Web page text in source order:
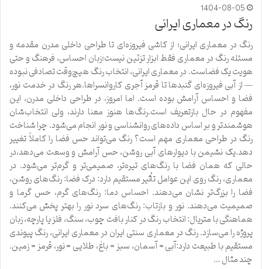
1404-08-05
رنگ در معماری ایرانی
رنگ در معماری ایرانی؛ از کاشی فیروزه‌ای تا طراحی داخلی مدرن مقدمه و
مسئله رنگ در معماری فقط ابزار تزئین نیست؛زبان احساس، فرهنگ و حتی
هویت یک فضاست. در معماری ایرانی، انتخاب رنگ هیچ‌وقت تصادفی نبوده
— از آبی فیروزه‌ای گنبدها تا قرمز آجری کاروانسراها.هر رنگ در خدمت نور،
فضا و احساس آرامش بوده است. اما امروز، در طراحی داخلی مدرن، این
مفهوم در حال بازتعریف است.رنگ‌ها هنوز معنا دارند، ولی انتخاب‌شان
هوشمندتر و بر اساس داده‌های روانشناسی و نور انجام می‌شود. چرا شناخت
رنگ در طراحی معماری مهم است؟ رنگ می‌تواند حس فضا را کاملاً تغییر
دهد.یک نشیمن با دیوارهای آبی روشن، حس آرامش و وسعت می‌دهد،در
حالی که همان فضا با رنگ‌های تیره‌تر، صمیمی‌تر و گرم‌تر می‌شود. در
معماری، رنگ روی این عوامل تأثیر مستقیم دارد: درک فضا: رنگ‌های روشن،
فضا را بزرگ‌تر نشان می‌دهند. احساس دما: رنگ‌های گرم، حس گرما و
صمیمیت می‌دهند. نور و بازتاب: رنگ‌های سرد نور را بهتر پخش می‌کنند.
هماهنگی با متریال: انتخاب رنگ در کنار بافت چوب، سنگ، فلز یا پارچه، زبان
پروژه را می‌سازد. رنگ در معماری سنتی ایران در معماری ایرانی، رنگ پیوندی
مستقیم با طبیعت دارد:آبی = آسمان، سبز = باغ، طلایی = نور، قرمز = زمین.
چند مثال …